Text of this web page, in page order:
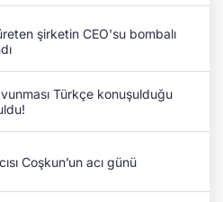
şirketin CEO'su bombalı
Türkçe konuşulduğu
Coşkun’un acı günü